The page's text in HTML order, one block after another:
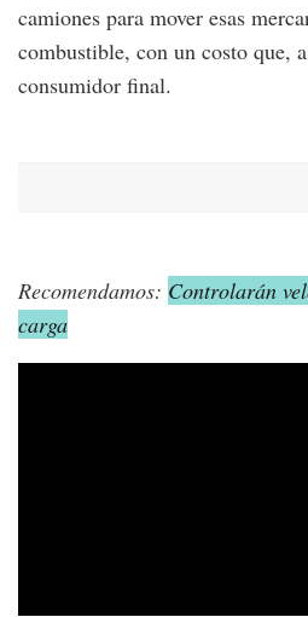
camiones para mover esas
combustible, con un costo que,
consumidor final.
Recomendamos: Controlarán
carga